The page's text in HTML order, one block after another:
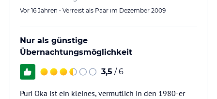
Vor 16 Jahren • Verreist als Paar im Dezember 2009
Nur als günstige
Übernachtungsmöglichkeit
3,5 / 6
Puri Oka ist ein kleines, vermutlich in den 1980-er